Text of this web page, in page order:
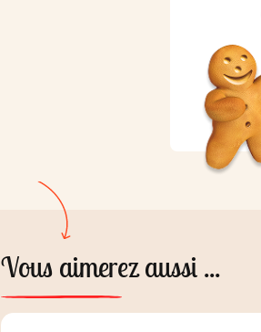
Vous aimerez aussi ...